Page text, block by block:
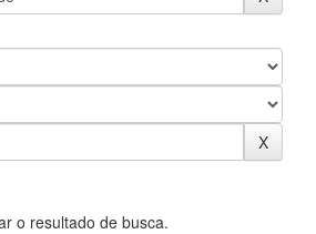
o resultado de busca.